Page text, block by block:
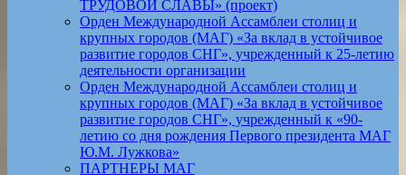
ТРУДОВОЙ СЛАВЫ» (проект)
Орден Международной Ассамблеи столиц и
крупных городов (МАГ) «За вклад в устойчивое
развитие городов СНГ», учрежденный к 25-летию
деятельности организации
Орден Международной Ассамблеи столиц и
крупных городов (МАГ) «За вклад в устойчивое
развитие городов СНГ», учрежденный к «90-
летию со дня рождения Первого президента МАГ
Ю.М. Лужкова»
ПАРТНЕРЫ МАГ